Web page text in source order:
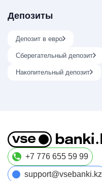
Депозиты
Депозит в евро
Сберегательный депозит
Накопительный депозит
+7 776 655 59 99
support@vsebanki.kz